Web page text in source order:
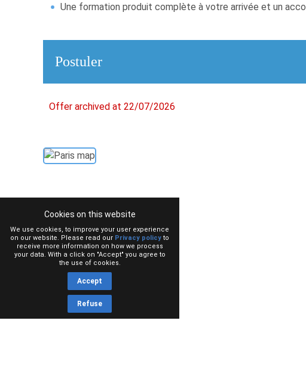
Une formation produit complète à votre arrivée et un
Postuler
Offer archived at 22/07/2026
Cookies on this website
We use cookies, to improve your user experience
on our website. Please read our Privacy policy to
receive more information on how we process
your data. With a click on "Accept" you agree to
the use of cookies.
Accept
Refuse